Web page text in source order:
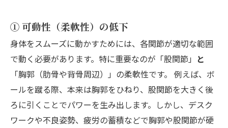
① 可動性（柔軟性）の低下
身体をスムーズに動かすためには、各関節が適切な範囲
で動く必要があります。特に重要なのが「股関節」 と
「胸郭（肋骨や背骨周辺）」の柔軟性です。 例えば、ボ
ールを蹴る際、本来は胸郭をひねり、股関節を大きく後
ろに引くことでパワーを生み出します。しかし、デスク
ワークや不良姿勢、疲労の蓄積などで胸郭や股関節が硬